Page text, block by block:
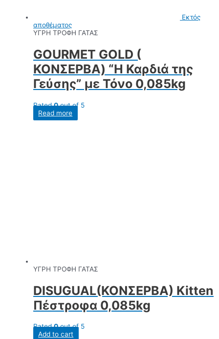
Εκτός
αποθέματος
ΥΓΡΗ ΤΡΟΦΗ ΓΑΤΑΣ
GOURMET GOLD (
ΚΟΝΣΕΡΒΑ) “Η Καρδιά της
Γεύσης” με Τόνο 0,085kg
Rated0out of 5
Read more
ΥΓΡΗ ΤΡΟΦΗ ΓΑΤΑΣ
DISUGUAL(ΚΟΝΣΕΡΒΑ) Kitten
Πέστροφα 0,085kg
Rated0out of 5
Add to cart